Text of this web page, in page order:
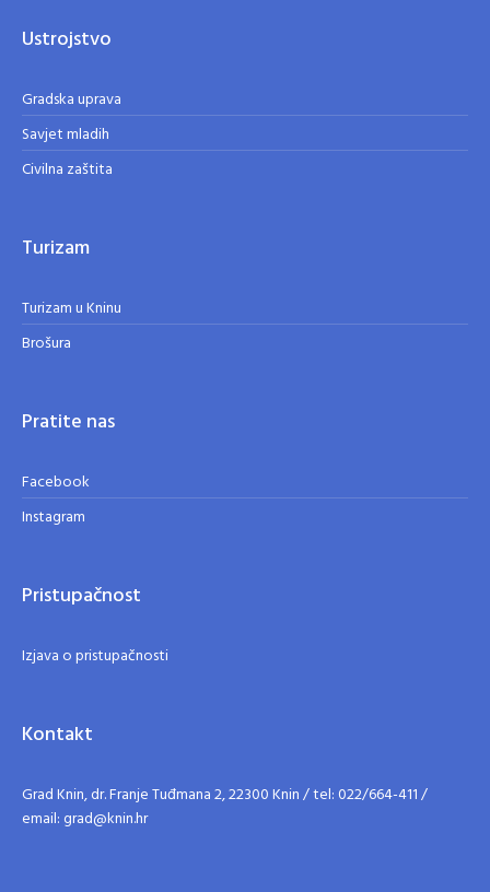
Ustrojstvo
Gradska uprava
Savjet mladih
Civilna zaštita
Turizam
Turizam u Kninu
Brošura
Pratite nas
Facebook
Instagram
Pristupačnost
Izjava o pristupačnosti
Kontakt
Grad Knin, dr. Franje Tuđmana 2, 22300 Knin / tel: 022/664-411 /
email: grad@knin.hr